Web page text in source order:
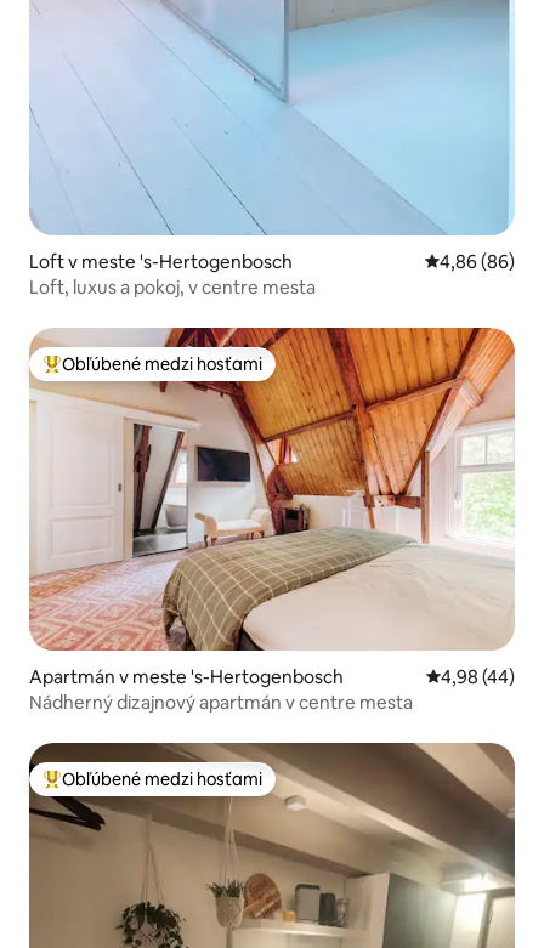
Loft v meste 's-Hertogenbosch Priemerné
4,86 (86)
Loft, luxus a pokoj, v centre mesta
Najobľúbenejšie medzi hosťami
Obľúbené medzi hosťami
Apartmán v meste 's-Hertogenbosch Priemerné
4,98 (44)
Nádherný dizajnový apartmán v centre mesta
Najobľúbenejšie medzi hosťami
Obľúbené medzi hosťami